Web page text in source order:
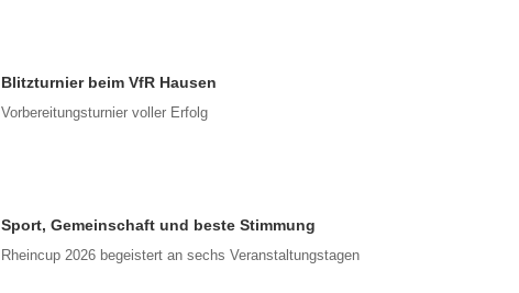
Blitzturnier beim VfR Hausen
Vorbereitungsturnier voller Erfolg
Sport, Gemeinschaft und beste Stimmung
Rheincup 2026 begeistert an sechs Veranstaltungstagen